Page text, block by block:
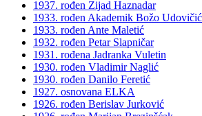
1937. rođen Zijad Haznadar
1933. rođen Akademik Božo Udovičić
1933. rođen Ante Maletić
1932. rođen Petar Slapničar
1931. rođena Jadranka Vuletin
1930. rođen Vladimir Naglić
1930. rođen Danilo Feretić
1927. osnovana ELKA
1926. rođen Berislav Jurković